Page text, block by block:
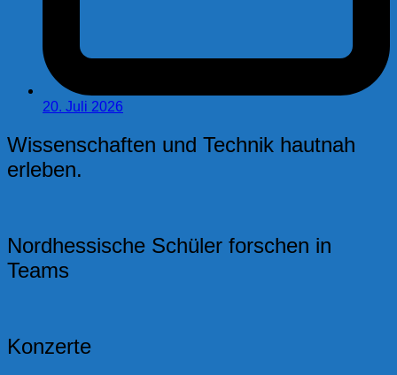
20. Juli 2026
Wissenschaften und Technik hautnah
erleben.
Nordhessische Schüler forschen in
Teams
Konzerte